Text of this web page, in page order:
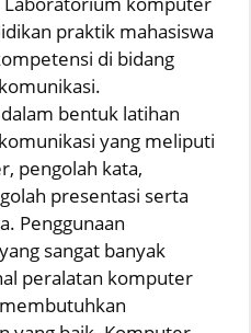
praktik mahasiswa
di bidang
bentuk latihan
yang meliputi
pengolah kata,
presentasi serta
Penggunaan
sangat banyak
peralatan komputer